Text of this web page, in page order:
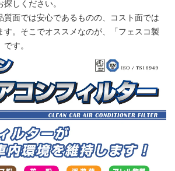
しください。
質面では安心であるものの、コスト面では
す。そこでオススメなのが、「フェスコ製
です。